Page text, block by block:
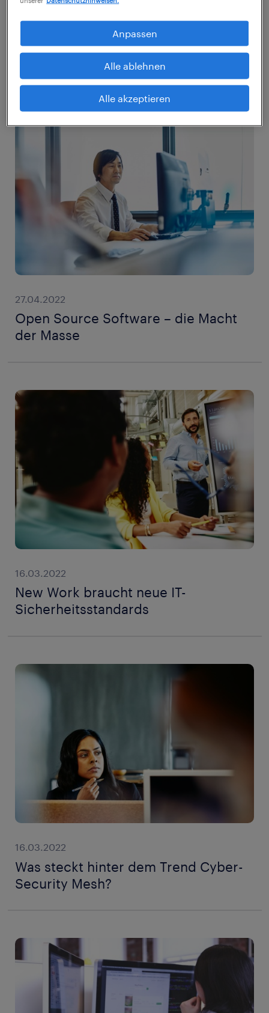
11.10.2022
Bekämpfen Sie den IT-Wildwuchs!
27.04.2022
Open Source Software – die Macht
der Masse
16.03.2022
New Work braucht neue IT-
Sicherheitsstandards
16.03.2022
Was steckt hinter dem Trend Cyber-
Security Mesh?
Anpassen
Alle ablehnen
Alle akzeptieren